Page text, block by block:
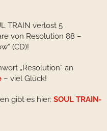
TRAIN verlost 5
von Resolution 88 –
(CD)!
„Resolution“ an
– viel Glück!
gibt es hier: SOUL TRAIN-